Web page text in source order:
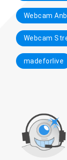
Webcam
Webcam
madeforlive